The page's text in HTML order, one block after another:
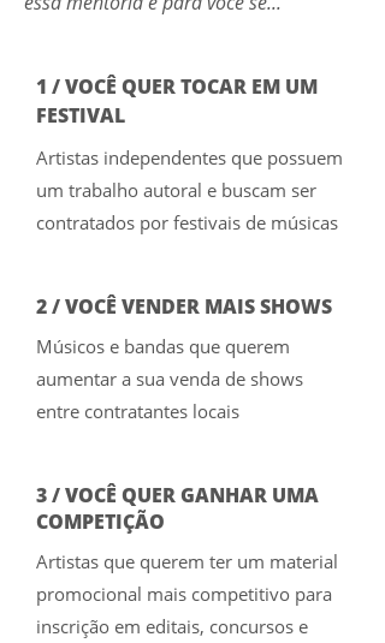
1 / VOCÊ QUER TOCAR EM UM
FESTIVAL
Artistas independentes que possuem
um trabalho autoral e buscam ser
contratados por festivais de músicas
2 / VOCÊ VENDER MAIS SHOWS
Músicos e bandas que querem
aumentar a sua venda de shows
entre contratantes locais
3 / VOCÊ QUER GANHAR UMA
COMPETIÇÃO
Artistas que querem ter um material
promocional mais competitivo para
inscrição em editais, concursos e